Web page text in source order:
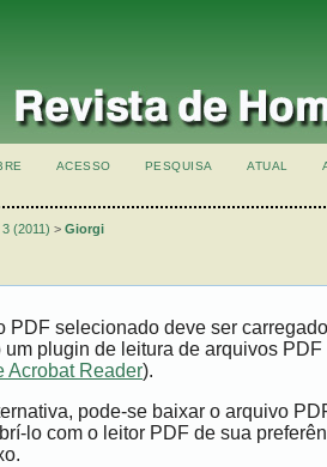
ACESSO PESQUISA ATUAL
(2011) > Giorgi
PDF selecionado deve ser
um plugin de leitura de arquivos
Acrobat Reader).
pode-se baixar o arquivo
lo com o leitor PDF de sua